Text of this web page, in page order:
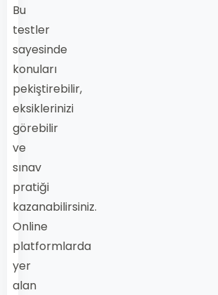
Bu
testler
sayesinde
konuları
pekiştirebilir,
eksiklerinizi
görebilir
ve
sınav
pratiği
kazanabilirsiniz.
Online
platformlarda
yer
alan